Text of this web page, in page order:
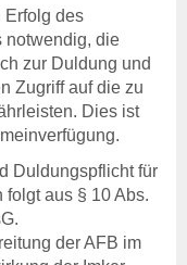
Erfolg des
notwendig, die
zur Duldung und
Zugriff auf die zu
Dies ist
Duldungspflicht für
folgt aus § 10 Abs.
der AFB im